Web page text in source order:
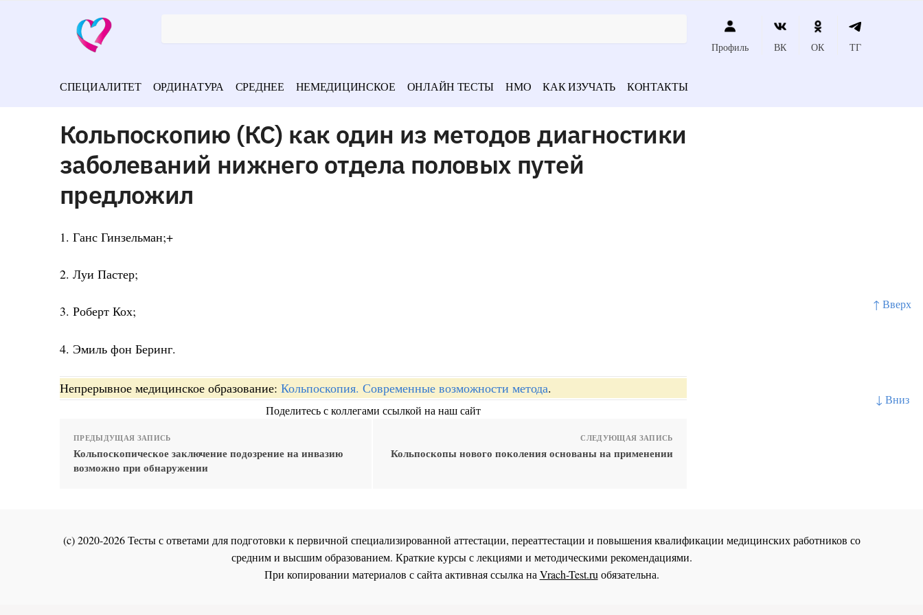
↑ Вверх
↓ Вниз
Профиль ВК ОК ТГ
СПЕЦИАЛИТЕТ ОРДИНАТУРА СРЕДНЕЕ НЕМЕДИЦИНСКОЕ ОНЛАЙН ТЕСТЫ НМО КАК ИЗУЧАТЬ КОНТАКТЫ
Кольпоскопию (КС) как один из методов диагностики
заболеваний нижнего отдела половых путей
предложил
1. Ганс Гинзельман;+
2. Луи Пастер;
3. Роберт Кох;
4. Эмиль фон Беринг.
Непрерывное медицинское образование: Кольпоскопия. Современные возможности метода.
Поделитесь с коллегами ссылкой на наш сайт
ПРЕДЫДУЩАЯ ЗАПИСЬ
Кольпоскопическое заключение подозрение на инвазию
возможно при обнаружении
СЛЕДУЮЩАЯ ЗАПИСЬ
Кольпоскопы нового поколения основаны на применении
(c) 2020-2026 Тесты с ответами для подготовки к первичной специализированной аттестации, переаттестации и повышения квалификации медицинских работников со
средним и высшим образованием. Краткие курсы с лекциями и методическими рекомендациями.
При копировании материалов с сайта активная ссылка наVrach-Test.ruобязательна.